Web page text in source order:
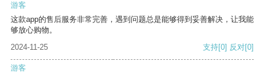
游客
这款app的售后服务非常完善，遇到问题总是能够得到妥善解决，让我能
够放心购物。
2024-11-25
支持[0] 反对[0]
游客